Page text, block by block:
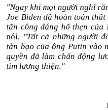
"Ngay khi mọi người nghĩ
Joe Biden đã hoàn toàn
tấn công đáng hổ thẹn
nói. "Tất cả những người
tàn bạo của ông Putin vào
quyền đã làm chấn động
tim lương thiện."